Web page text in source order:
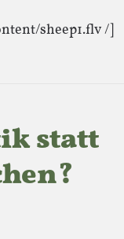
sheep1.flv /]
statt